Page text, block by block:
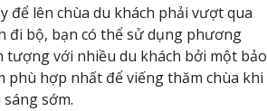
để lên chùa du khách phải vượt qua
đi bộ, bạn có thể sử dụng phương
tượng với nhiều du khách bởi một bảo
phù hợp nhất để viếng thăm chùa khi
sớm.